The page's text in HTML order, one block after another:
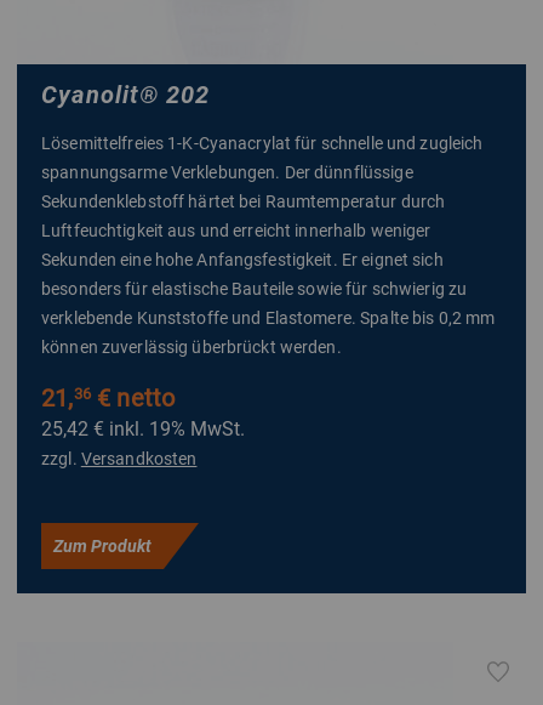
Cyanolit® 202
Lösemittelfreies 1-K-Cyanacrylat für schnelle und zugleich
spannungsarme Verklebungen. Der dünnflüssige
Sekundenklebstoff härtet bei Raumtemperatur durch
Luftfeuchtigkeit aus und erreicht innerhalb weniger
Sekunden eine hohe Anfangsfestigkeit. Er eignet sich
besonders für elastische Bauteile sowie für schwierig zu
verklebende Kunststoffe und Elastomere. Spalte bis 0,2 mm
können zuverlässig überbrückt werden.
21,36€ netto
25,42 € inkl. 19% MwSt.
zzgl. Versandkosten
Zum Produkt